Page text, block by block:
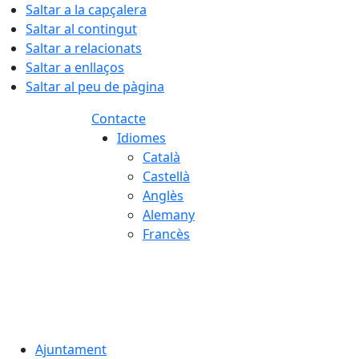
Saltar a la capçalera
Saltar al contingut
Saltar a relacionats
Saltar a enllaços
Saltar al peu de pàgina
Contacte
Idiomes
Català
Castellà
Anglès
Alemany
Francès
Ajuntament